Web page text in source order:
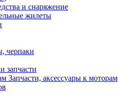
и снаряжение
жилеты
черпаки
запчасти
Запчасти, аксессуары к моторам